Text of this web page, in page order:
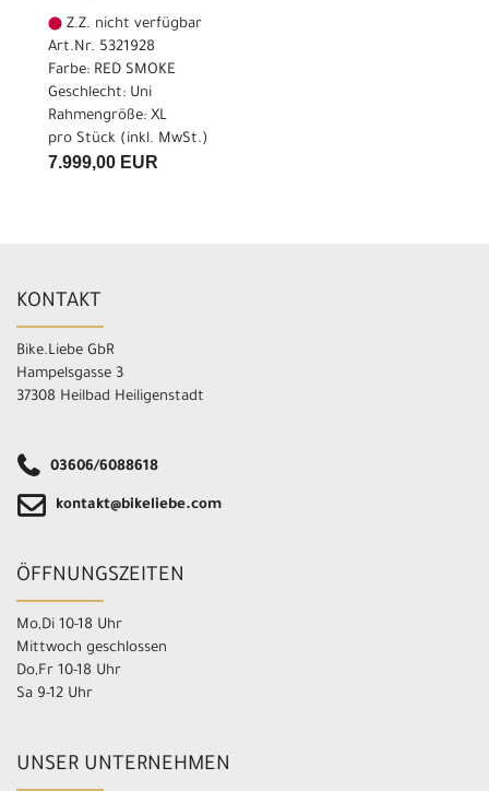
Z.Z. nicht verfügbar
Art.Nr. 5321928
Farbe: RED SMOKE
Geschlecht: Uni
Rahmengröße: XL
pro Stück (inkl. MwSt.)
7.999,00 EUR
KONTAKT
Bike.Liebe GbR
Hampelsgasse 3
37308 Heilbad Heiligenstadt
03606/6088618
kontakt@bikeliebe.com
ÖFFNUNGSZEITEN
Mo,Di 10-18 Uhr
Mittwoch geschlossen
Do,Fr 10-18 Uhr
Sa 9-12 Uhr
UNSER UNTERNEHMEN